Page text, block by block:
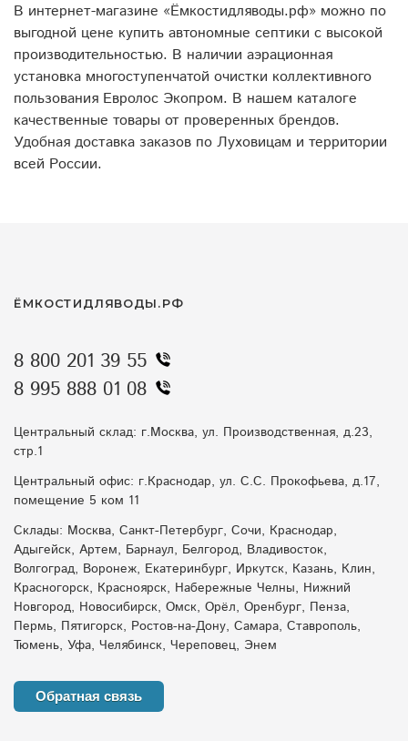
В интернет-магазине «Ёмкостидляводы.рф» можно по
выгодной цене купить автономные септики с высокой
производительностью. В наличии аэрационная
установка многоступенчатой очистки коллективного
пользования Евролос Экопром. В нашем каталоге
качественные товары от проверенных брендов.
Удобная доставка заказов по Луховицам и территории
всей России.
ЁМКОСТИДЛЯВОДЫ.РФ
8 800 201 39 55
8 995 888 01 08
Центральный склад: г.Москва, ул. Производственная, д.23,
стр.1
Центральный офис: г.Краснодар, ул. С.С. Прокофьева, д.17,
помещение 5 ком 11
Склады: Москва, Санкт-Петербург, Сочи, Краснодар,
Адыгейск, Артем, Барнаул, Белгород, Владивосток,
Волгоград, Воронеж, Екатеринбург, Иркутск, Казань, Клин,
Красногорск, Красноярск, Набережные Челны, Нижний
Новгород, Новосибирск, Омск, Орёл, Оренбург, Пенза,
Пермь, Пятигорск, Ростов-на-Дону, Самара, Ставрополь,
Тюмень, Уфа, Челябинск, Череповец, Энем
Обратная связь